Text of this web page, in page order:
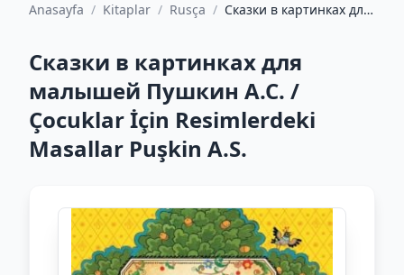
Anasayfa / Kitaplar / Rusça / Сказки в картинках для
Сказки в картинках для
малышей Пушкин А.С. /
Çocuklar İçin Resimlerdeki
Masallar Puşkin A.S.